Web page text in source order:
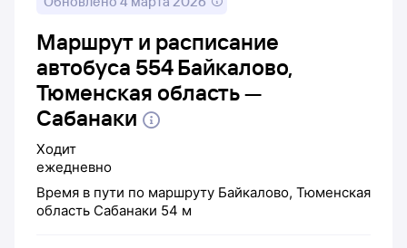
Маршрут и расписание
автобуса 554 Байкалово,
Тюменская область —
Сабанаки
Ходит
ежедневно
Время в пути по маршруту Байкалово, Тюменская
область Сабанаки 54 м